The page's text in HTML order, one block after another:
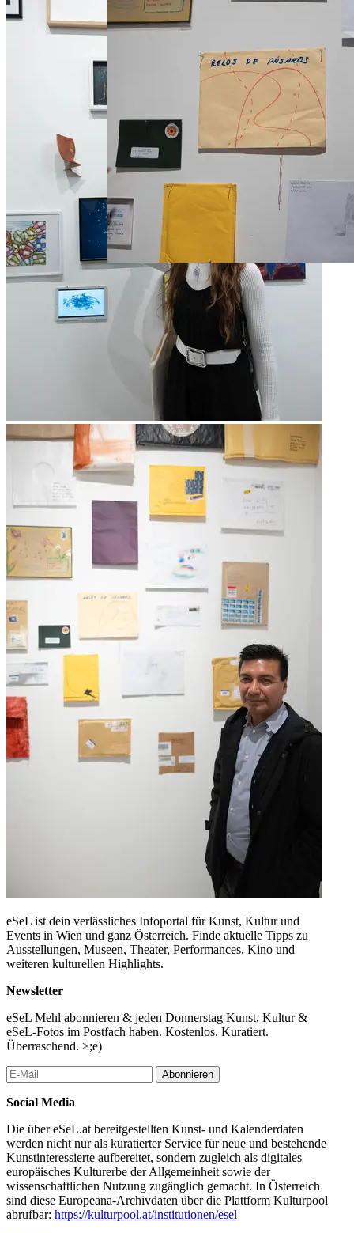
eSeL ist dein verlässliches Infoportal für Kunst, Kultur und
Events in Wien und ganz Österreich. Finde aktuelle Tipps zu
Ausstellungen, Museen, Theater, Performances, Kino und
weiteren kulturellen Highlights.
Newsletter
eSeL Mehl abonnieren & jeden Donnerstag Kunst, Kultur &
eSeL-Fotos im Postfach haben. Kostenlos. Kuratiert.
Überraschend. >;e)
Abonnieren
Social Media
Die über eSeL.at bereitgestellten Kunst- und Kalenderdaten
werden nicht nur als kuratierter Service für neue und bestehende
Kunstinteressierte aufbereitet, sondern zugleich als digitales
europäisches Kulturerbe der Allgemeinheit sowie der
wissenschaftlichen Nutzung zugänglich gemacht. In Österreich
sind diese Europeana-Archivdaten über die Plattform Kulturpool
abrufbar: https://kulturpool.at/institutionen/esel